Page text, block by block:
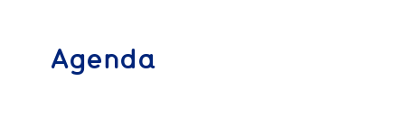
Agenda